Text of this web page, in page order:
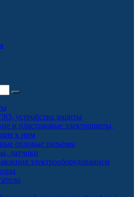
устройства защиты
и пластиковые электрощиты,
к ним
силовые разъёмы
датчики
электрооборудованием